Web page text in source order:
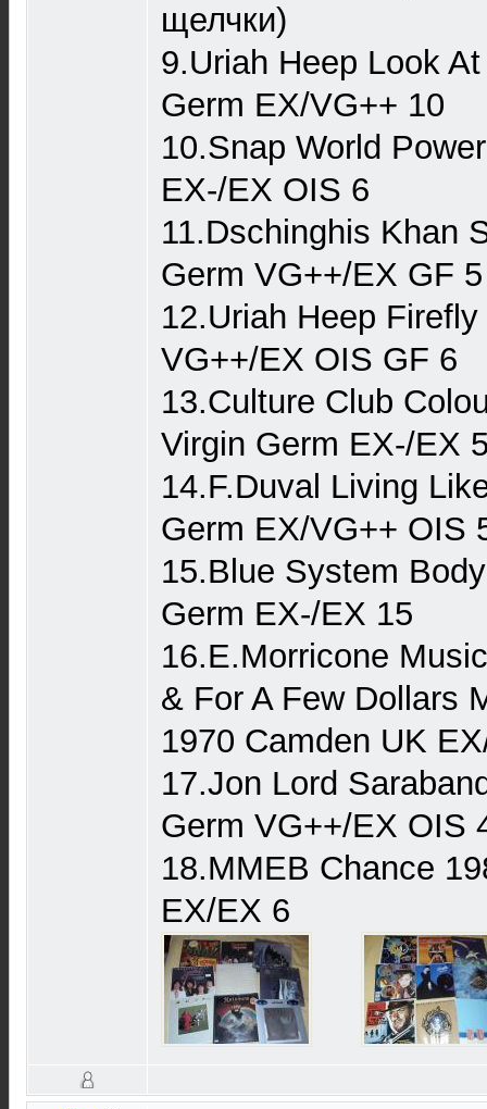
щелчки)
9.Uriah Heep Look
Germ EX/VG++ 10
10.Snap World
EX-/EX OIS 6
11.Dschinghis Khan
Germ VG++/EX GF 5
12.Uriah Heep
VG++/EX OIS GF 6
13.Culture Club
Virgin Germ EX-/EX
14.F.Duval Living
Germ EX/VG++ OIS
15.Blue System
Germ EX-/EX 15
16.E.Morricone
& For A Few Dollars
1970 Camden UK
17.Jon Lord
Germ VG++/EX OIS
18.MMEB Chance
EX/EX 6